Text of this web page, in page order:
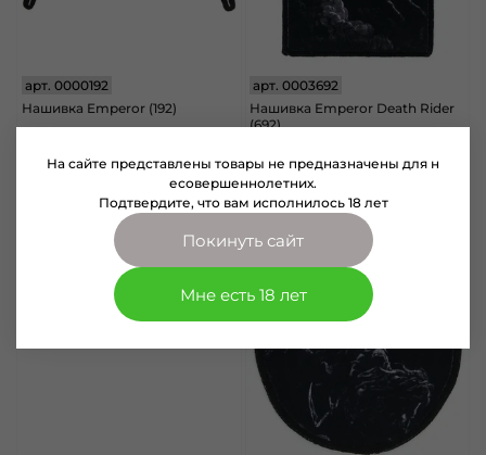
арт. 0000192
Нашивка Emperor (192)
350 руб
арт.0003692
Нашивка Emperor Death Rider
(692)
В корзину
На сайте представлены товары не предназначены для н
есовершеннолетних.
Подтвердите, что вам исполнилось 18 лет
Покинуть сайт
Мне есть 18 лет